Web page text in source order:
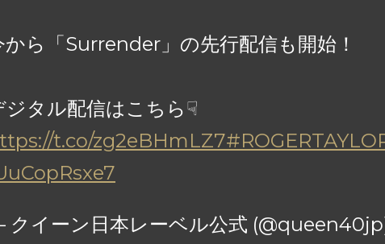
から「Surrender」の先行配信も開始！
ジタル配信はこちら☟
t.co/zg2eBHmLZ7
イーン日本レーベル公式